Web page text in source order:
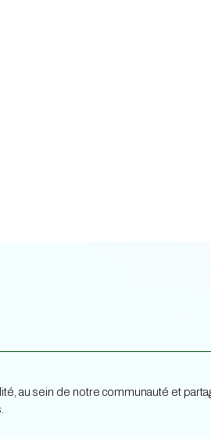
au sein de notre communauté et